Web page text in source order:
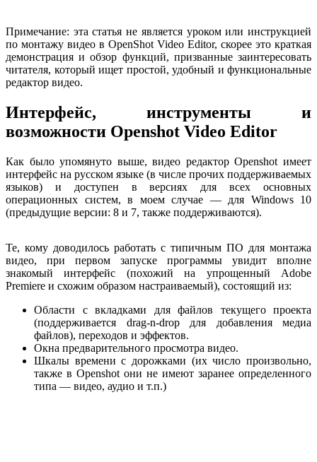
Примечание: эта статья не является уроком или инструкцией
по монтажу видео в OpenShot Video Editor, скорее это краткая
демонстрация и обзор функций, призванные заинтересовать
читателя, который ищет простой, удобный и функциональные
редактор видео.
Интерфейс, инструменты и
возможности Openshot Video Editor
Как было упомянуто выше, видео редактор Openshot имеет
интерфейс на русском языке (в числе прочих поддерживаемых
языков) и доступен в версиях для всех основных
операционных систем, в моем случае — для Windows 10
(предыдущие версии: 8 и 7, также поддерживаются).
Те, кому доводилось работать с типичным ПО для монтажа
видео, при первом запуске программы увидит вполне
знакомый интерфейс (похожий на упрощенный Adobe
Premiere и схожим образом настраиваемый), состоящий из:
Области с вкладками для файлов текущего проекта
(поддерживается drag-n-drop для добавления медиа
файлов), переходов и эффектов.
Окна предварительного просмотра видео.
Шкалы времени с дорожками (их число произвольно,
также в Openshot они не имеют заранее определенного
типа — видео, аудио и т.п.)